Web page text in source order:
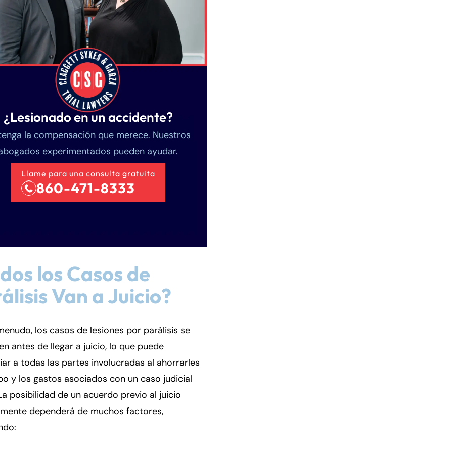
¿Lesionado en un accidente?
la compensación que merece. Nuestros
experimentados pueden ayudar.
Llame para una consulta gratuita
860-471-8333
los Casos de
Van a Juicio?
los casos de lesiones por parálisis se
antes de llegar a juicio, lo que puede
a todas las partes involucradas al ahorrarles
y los gastos asociados con un caso judicial
posibilidad de un acuerdo previo al juicio
dependerá de muchos factores,